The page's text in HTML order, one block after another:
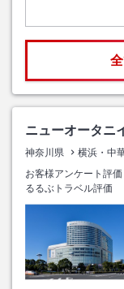
ニューオータニ
神奈川県 横浜・中
お客様アンケート評価
るるぶトラベル評価